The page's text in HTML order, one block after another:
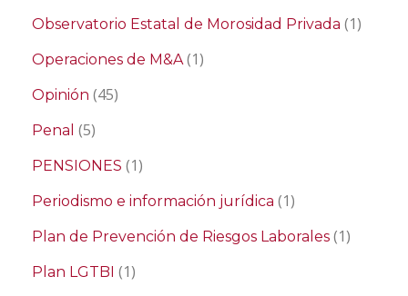
Observatorio Estatal de Morosidad Privada (1)
Operaciones de M&A(1)
Opinión (45)
Penal (5)
PENSIONES (1)
Periodismo e información jurídica (1)
Plan de Prevención de Riesgos Laborales (1)
Plan LGTBI (1)